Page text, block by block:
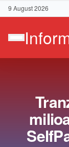
9 August 2026